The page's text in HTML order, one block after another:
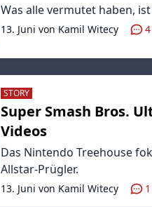
Was alle vermutet haben,
13. Juni von Kamil Witecy 4
STORY
Super Smash Bros.
Videos
Das Nintendo Treehouse
Allstar-Prügler.
13. Juni von Kamil Witecy 1